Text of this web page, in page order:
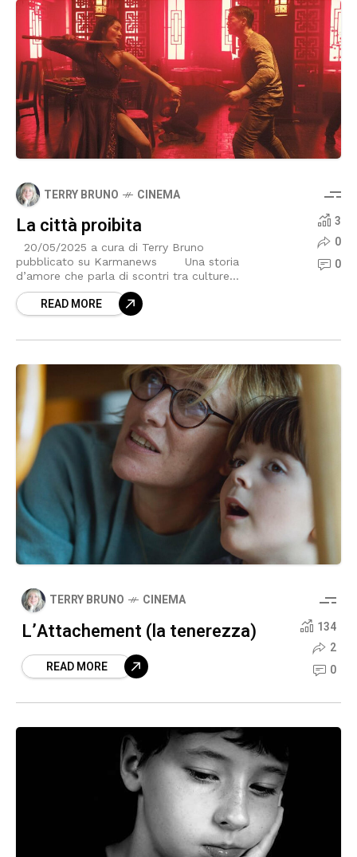
TERRY BRUNO CINEMA
La città proibita
20/05/2025 a cura di Terry Bruno
pubblicato su Karmanews Una storia
d’amore che parla di scontri tra culture
diverse, emozioni e arti marziali. Titolo La
READ MORE
3
0
0
TERRY BRUNO CINEMA
L’Attachement (la tenerezza)
READ MORE
134
2
0